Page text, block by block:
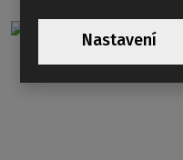
Nastavení